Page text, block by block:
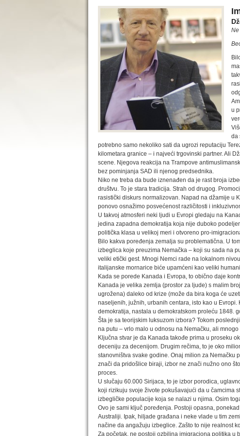
Ne
u
da
potrebno samo nekoliko sati da ugrozi reputaciju
kilometara granice – i najveći trgovinski partner. Ali
scene. Njegova reakcija na Trampove
bez pominjanja SAD ili njenog predsednika.
Niko ne treba da bude iznenađen da je rast broja
društvu. To je stara tradicija. Strah od drugog.
rasistički diskurs normalizovan. Napad na džamije u
ponovo osnažimo posvećenost različitosti i
U takvoj atmosferi neki ljudi u Evropi gledaju na
jedina zapadna demokratija koja nije duboko
politička klasa u velikoj meri i otvoreno pro-
Bilo kakva poređenja zemalja su problematična. U
izbeglica koje preuzima Nemačka – koji su sada na
veliki etički gest. Mnogi Nemci rade na lokalnom
italijanske mornarice biće upamćeni kao veliki
Kada se porede Kanada i Evropa, to obično daje
Kanada je velika zemlja (prostor za ljude) s malim
ugrožena) daleko od krize (može da bira koga će
naseljenih, južnih, urbanih centara, isto kao u
demokratija, nastala u demokratskom proleću 1848.
Šta je sa teorijskim luksuzom izbora? Tokom
na putu – vrlo malo u odnosu na Nemačku, ali
Ključna stvar je da Kanada takođe prima u proseku
deceniju za decenijom. Drugim rečima, to je oko
stanovništva svake godine. Onaj milion za Nemačku
znači da pridošlice biraji, izbor ne znači nužno ono
proces.
U slučaju 60.000 Sirijaca, to je izbor porodica,
koji rizikuju svoje živote pokušavajući da u čamcima
izbegličke populacije koja se nalazi u njima. Osim
Ovo je sami ključ poređenja. Postoji opasna,
Australiji. Ipak, hiljade građana i neke vlade u tim
načine da angažuju izbeglice. Zašto to nije realnost
Za početak, ne postoji ozbiljna imigraciona politika u